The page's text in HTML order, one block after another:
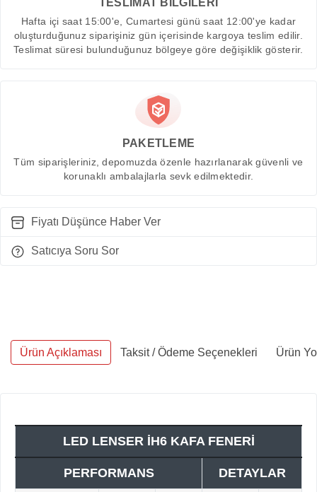
Hafta içi saat 15:00'e, Cumartesi günü saat 12:00'ye kadar
oluşturduğunuz siparişiniz gün içerisinde kargoya teslim edilir.
Teslimat süresi bulunduğunuz bölgeye göre değişiklik gösterir.
PAKETLEME
Tüm siparişleriniz, depomuzda özenle hazırlanarak güvenli ve
korunaklı ambalajlarla sevk edilmektedir.
Fiyatı Düşünce Haber Ver
Satıcıya Soru Sor
Ürün Açıklaması Taksit / Ödeme Seçenekleri Ürün
LED LENSER İH6 KAFA FENERİ
PERFORMANS DETAYLAR